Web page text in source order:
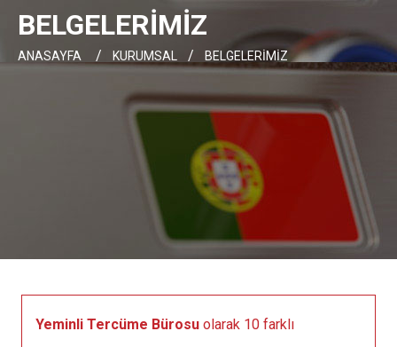
BELGELERİMİZ
ANASAYFA KURUMSAL BELGELERİMİZ
Yeminli Tercüme Bürosu olarak 10 farklı